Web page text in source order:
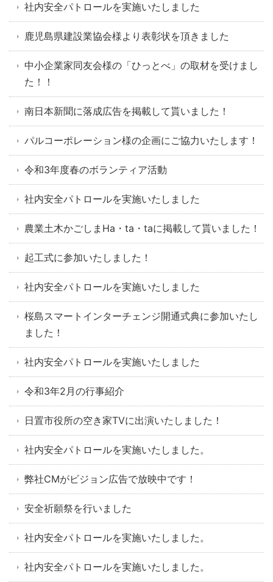
社内安全パトロールを実施いたしました
鹿児島県建設業協会様より表彰状を頂きました
中小企業家同友会様の「ひっとべ」の取材を受けまし
た！！
南日本新聞に落成広告を掲載して貰いました！
パルコーポレーション様の企画にご協力いたします！
令和3年度春のボランティア活動
社内安全パトロールを実施いたしました
農業土木かごしまHa・ta・taに掲載して貰いました！
起工式に参加いたしました！
社内安全パトロールを実施いたしました
桜島スマートインターチェンジ開通式典に参加いたし
ました！
社内安全パトロールを実施いたしました
令和3年2月の行事紹介
日置市役所の空き家TVに出演いたしました！
社内安全パトロールを実施いたしました。
弊社CMがビジョン広告で放映中です！
安全祈願祭を行いました
社内安全パトロールを実施いたしました。
社内安全パトロールを実施いたしました。